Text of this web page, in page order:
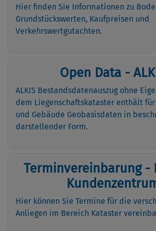
Hier finden Sie Informationen zu
Grundstückswerten, Kaufpreisen und
Verkehrswertgutachten.
Open Data -
ALKIS Bestandsdatenauszug ohne
dem Liegenschaftskataster enthält
und Gebäude Geobasisdaten in
darstellender Form.
Terminvereinbarung -
Hier können Sie Termine für die
Anliegen im Bereich Kataster